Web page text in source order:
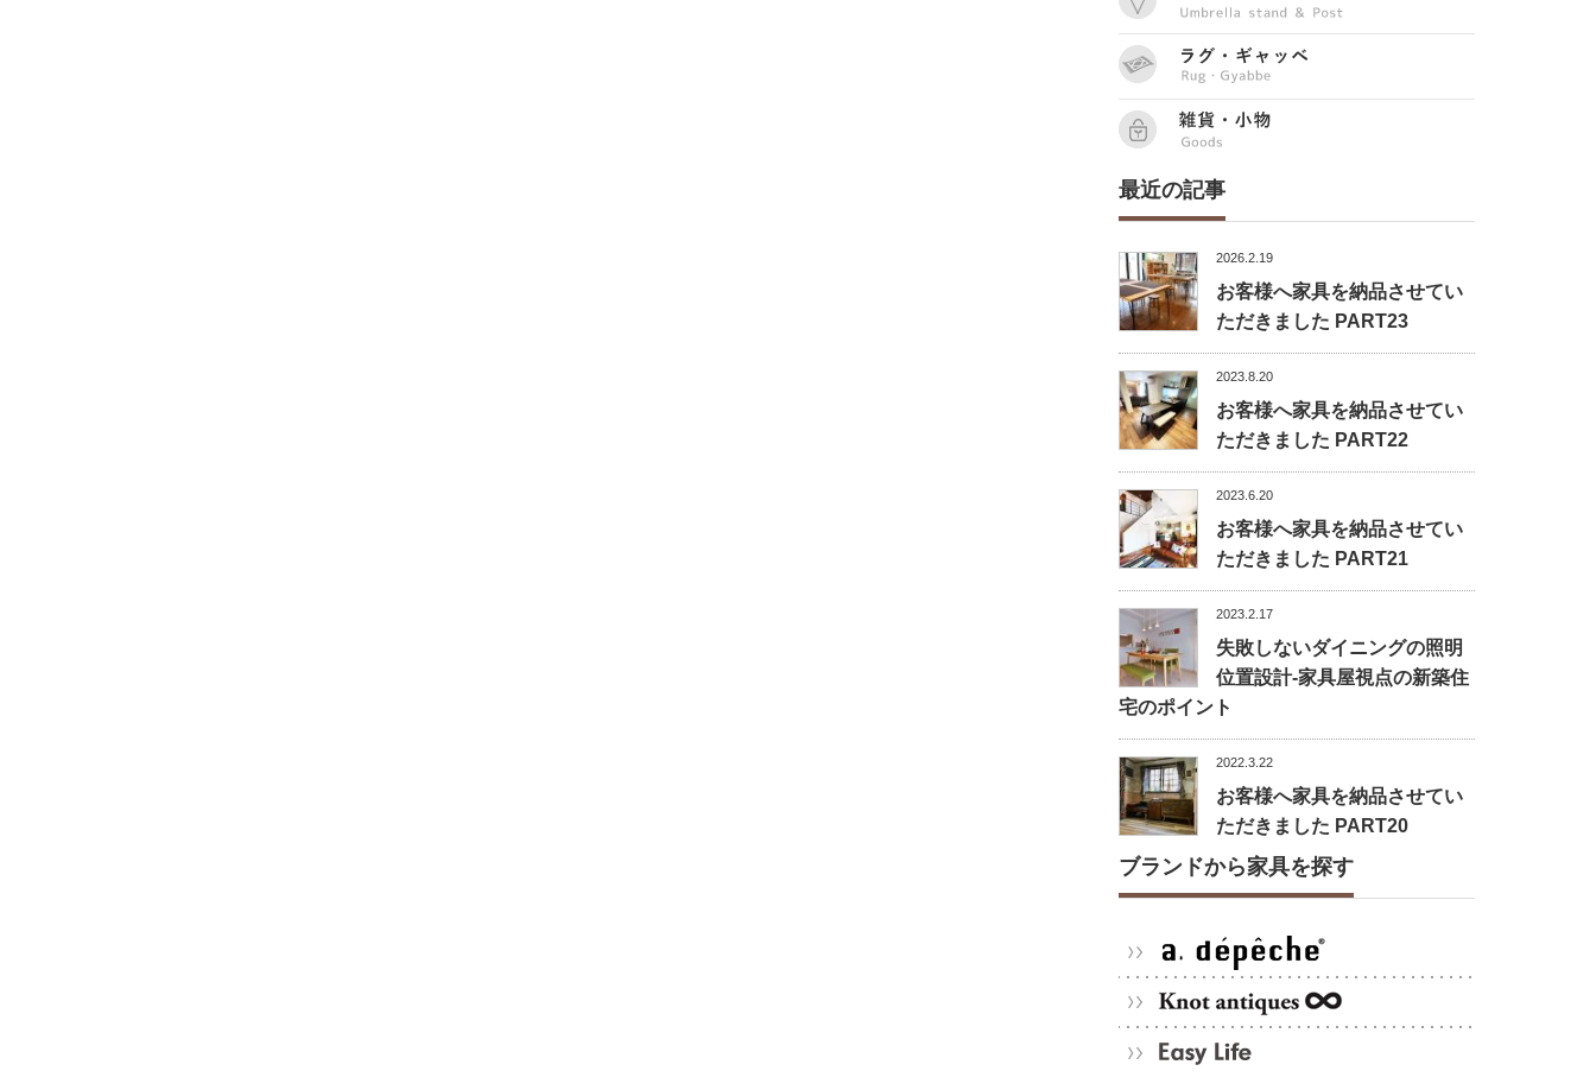
最近の記事
2026.2.19
お客様へ家具を納品させてい
ただきました PART23
2023.8.20
お客様へ家具を納品させてい
ただきました PART22
2023.6.20
お客様へ家具を納品させてい
ただきました PART21
2023.2.17
失敗しないダイニングの照明
位置設計-家具屋視点の新築住
宅のポイント
2022.3.22
お客様へ家具を納品させてい
ただきました PART20
ブランドから家具を探す